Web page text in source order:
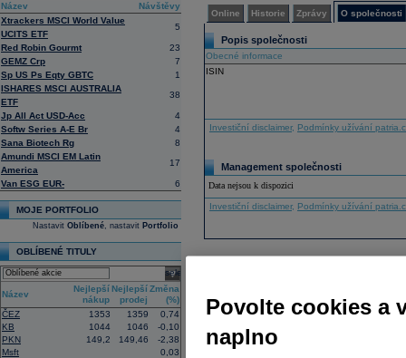
Název
Návštěvy
Xtrackers MSCI World Value
UCITS ETF
5
Red Robin Gourmt
23
GEMZ Crp
7
Sp US Ps Eqty GBTC
1
ISHARES MSCI AUSTRALIA
ETF
38
Jp All Act USD-Acc
4
Softw Series A-E Br
4
Sana Biotech Rg
8
Amundi MSCI EM Latin
America
17
Van ESG EUR- 6
MOJE PORTFOLIO
Nastavit Oblíbené, nastavit Portfolio
OBLÍBENÉ TITULY
select
Název
Nejlepší
nákup
Nejlepší
prodej
Změna
(%)
ČEZ
1353 1359
0,74
KB
1044 1046
-0,10
PKN
149,2 149,46
-2,38
Msft
0,03
Online Historie Zprávy O společnosti
Popis společnosti
Obecné informace
ISIN
Investiční disclaimer, Podmínky užívání
Management společnosti
Data nejsou k dispozici
Investiční disclaimer, Podmínky užívání
Povolte cookies a
naplno